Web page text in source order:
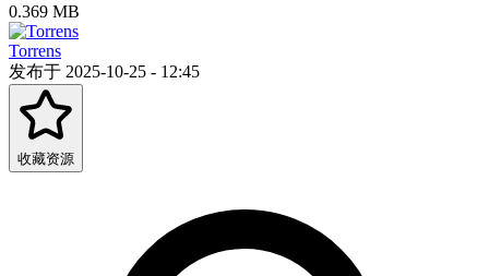
0.369 MB
Torrens
发布于 2025-10-25 - 12:45
收藏资源